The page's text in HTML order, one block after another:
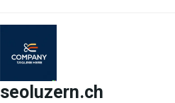
seoluzern.ch